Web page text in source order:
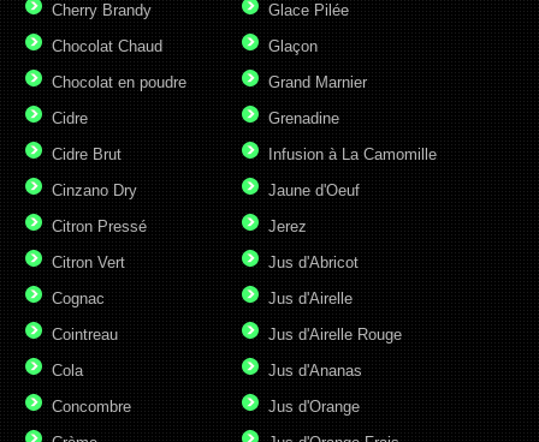
Cherry Brandy
Chocolat Chaud
Chocolat en poudre
Cidre
Cidre Brut
Cinzano Dry
Citron Pressé
Citron Vert
Cognac
Cointreau
Cola
Concombre
Glace Pilée
Glaçon
Grand Marnier
Grenadine
Infusion à La Camomille
Jaune d'Oeuf
Jerez
Jus d'Abricot
Jus d'Airelle
Jus d'Airelle Rouge
Jus d'Ananas
Jus d'Orange